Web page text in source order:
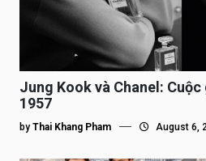
Jung Kook và Chanel:
1957
by Thai Khang Pham August 6,